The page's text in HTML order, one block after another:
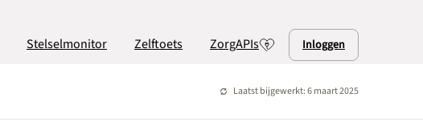
Stelselmonitor Zelftoets ZorgAPIs Inloggen
Laatst bijgewerkt: 6 maart 2025